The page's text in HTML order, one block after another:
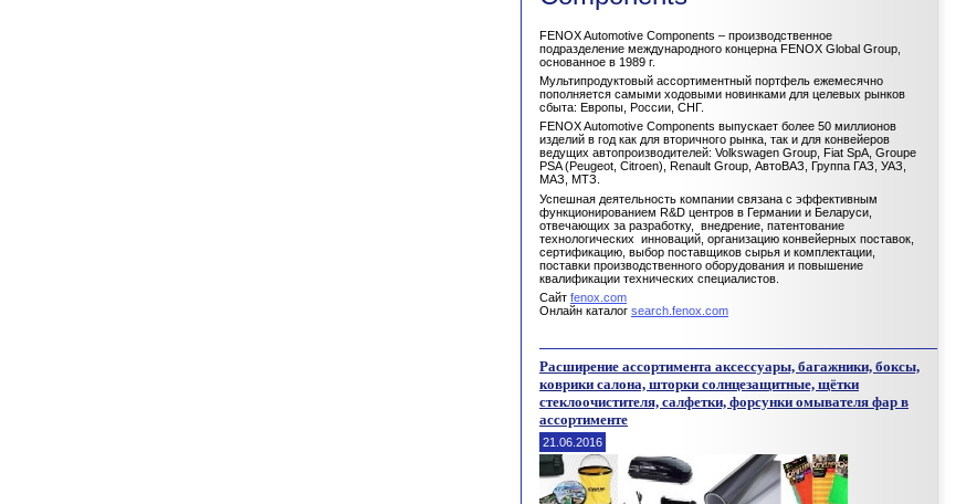
FENOX Automotive Components – производственное
подразделение международного концерна FENOX Global Group,
основанное в 1989 г.
Мультипродуктовый ассортиментный портфель ежемесячно
пополняется самыми ходовыми новинками для целевых рынков
сбыта: Европы, России, СНГ.
FENOX Automotive Components выпускает более 50 миллионов
изделий в год как для вторичного рынка, так и для конвейеров
ведущих автопроизводителей: Volkswagen Group, Fiat SpA, Groupe
PSA (Peugeot, Citroen), Renault Group, АвтоВАЗ, Группа ГАЗ, УАЗ,
МАЗ, МТЗ.
Успешная деятельность компании связана с эффективным
функционированием R&D центров в Германии и Беларуси,
отвечающих за разработку, внедрение, патентование
технологических инноваций, организацию конвейерных поставок,
сертификацию, выбор поставщиков сырья и комплектации,
поставки производственного оборудования и повышение
квалификации технических специалистов.
Сайт fenox.com
Онлайн каталог search.fenox.com
Расширение ассортимента аксессуары, багажники, боксы,
коврики салона, шторки солнцезащитные, щётки
стеклоочистителя, салфетки, форсунки омывателя фар в
ассортименте
21.06.2016